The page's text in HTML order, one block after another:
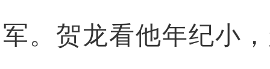
军。贺龙看他年纪小